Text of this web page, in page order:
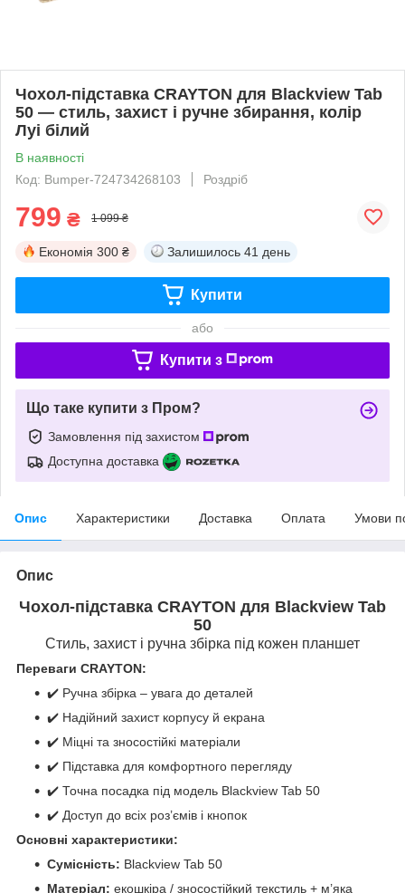
Чохол-підставка CRAYTON для Blackview Tab
50 — стиль, захист і ручне збирання, колір
Луі білий
В наявності
Код: Bumper-724734268103
Роздріб
799 ₴ 1 099 ₴
Економія 300 ₴ Залишилось 41 день
Купити
або
Купити з
Що таке купити з Пром?
Замовлення під захистом
Доступна доставка
Опис Характеристики Доставка Оплата Умови
Опис
Чохол-підставка CRAYTON для Blackview Tab
50
Стиль, захист і ручна збірка під кожен планшет
Переваги CRAYTON:
✔️ Ручна збірка – увага до деталей
✔️ Надійний захист корпусу й екрана
✔️ Міцні та зносостійкі матеріали
✔️ Підставка для комфортного перегляду
✔️ Точна посадка під модель Blackview Tab 50
✔️ Доступ до всіх роз’ємів і кнопок
Основні характеристики:
Сумісність: Blackview Tab 50
Матеріал: екошкіра / зносостійкий текстиль + м’яка